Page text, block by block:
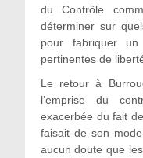
du Contrôle
déterminer sur
pour fabriquer
pertinentes de
Le retour à
l’emprise du
exacerbée du fait
faisait de son
aucun doute que